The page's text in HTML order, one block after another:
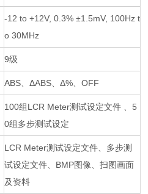
-12 to +12V, 0.3% ±1.5mV, 100Hz t
o 30MHz
9级
ABS、ΔABS、Δ%、OFF
100组LCR Meter测试设定文件 、5
0组多步测试设定
LCR Meter测试设定文件、多步测
试设定文件、BMP图像、扫图画面
及资料